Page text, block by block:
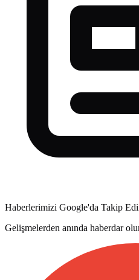
Haberlerimizi Google'da Takip
Gelişmelerden anında haberdar